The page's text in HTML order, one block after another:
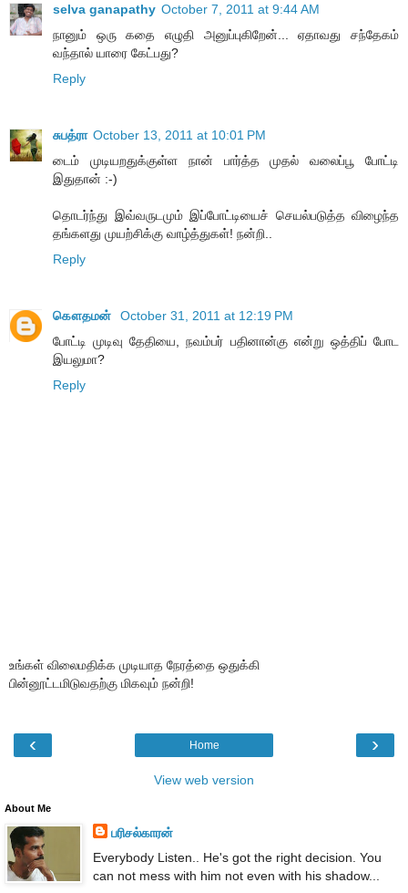
selva ganapathy October 7, 2011 at 9:44 AM
நானும் ஒரு கதை எழுதி அனுப்புகிறேன்... ஏதாவது சந்தேகம்
வந்தால் யாரை கேட்பது?
Reply
சுபத்ரா October 13, 2011 at 10:01 PM
டைம் முடியறதுக்குள்ள நான் பார்த்த முதல் வலைப்பூ போட்டி
இதுதான் :-)
தொடர்ந்து இவ்வருடமும் இப்போட்டியைச் செயல்படுத்த விழைந்த
தங்களது முயற்சிக்கு வாழ்த்துகள்! நன்றி..
Reply
கௌதமன்
October 31, 2011 at 12:19 PM
போட்டி முடிவு தேதியை, நவம்பர் பதினான்கு என்று ஒத்திப் போட
இயலுமா?
Reply
உங்கள் விலைமதிக்க முடியாத நேரத்தை ஒதுக்கி
பின்னூட்டமிடுவதற்கு மிகவும் நன்றி!
‹ ›
Home
View web version
About Me
பரிசல்காரன்
Everybody Listen.. He's got the right decision. You
can not mess with him not even with his shadow...